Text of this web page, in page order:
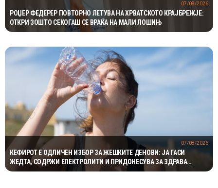
РОЏЕР ФЕДЕРЕР ПОВТОРНО ЛЕТУВА НА ХРВАТСКОТО КРАЈБРЕЖЈЕ:
ОТКРИ ЗОШТО СЕКОГАШ СЕ ВРАЌА НА МАЛИ ЛОШИЊ
07/08/2026
КЕФИРОТ Е ОДЛИЧЕН ИЗБОР ЗА ЖЕШКИТЕ ДЕНОВИ: ЈА ГАСИ
ЖЕДТА, СОДРЖИ ЕЛЕКТРОЛИТИ И ПРИДОНЕСУВА ЗА ЗДРАВА
ДИГЕСТИЈА
07/08/2026